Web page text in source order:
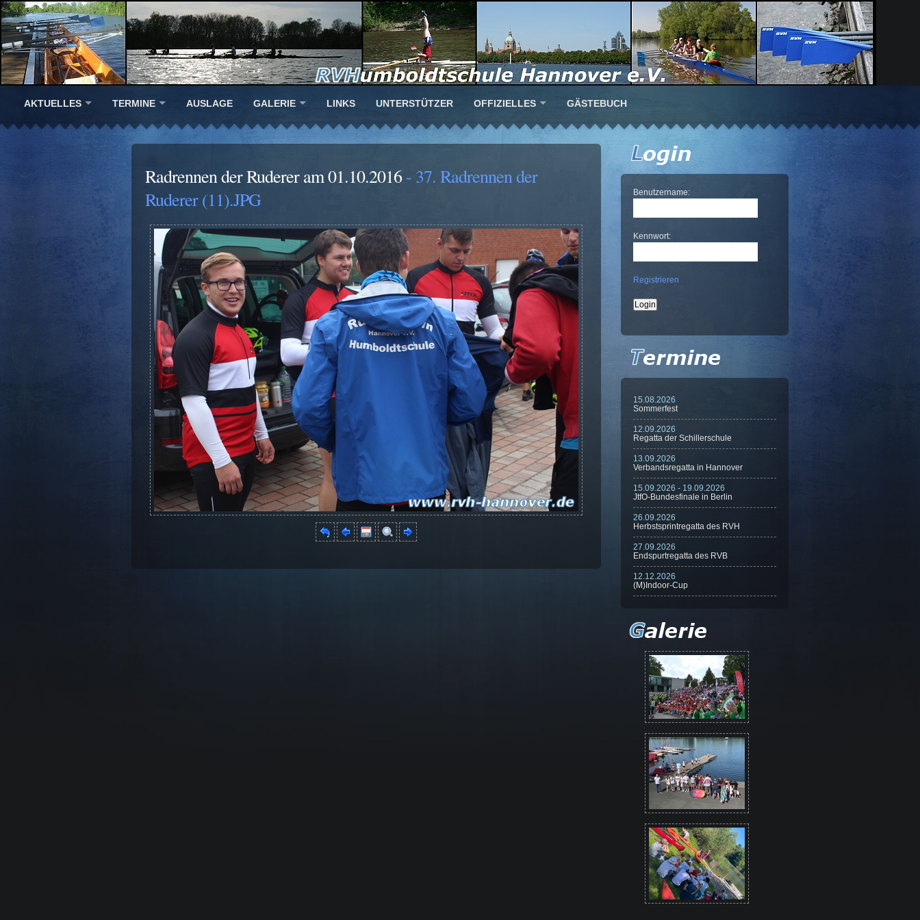
AKTUELLES TERMINE AUSLAGE GALERIE LINKS UNTERSTÜTZER OFFIZIELLES GÄSTEBUCH
Radrennen der Ruderer am 01.10.2016 - 37. Radrennen der
Ruderer (11).JPG
Benutzername:
Kennwort:
Registrieren
15.08.2026
Sommerfest
12.09.2026
Regatta der Schillerschule
13.09.2026
Verbandsregatta in Hannover
15.09.2026 - 19.09.2026
JtfO-Bundesfinale in Berlin
26.09.2026
Herbstsprintregatta des RVH
27.09.2026
Endspurtregatta des RVB
12.12.2026
(M)Indoor-Cup